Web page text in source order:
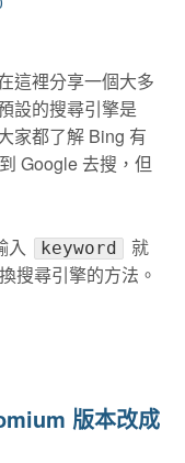
這裡分享一個大多
設的搜尋引擎是
家都了解 Bing 有
Google 去搜，但
入 keyword
就
搜尋引擎的方法。
版本改成